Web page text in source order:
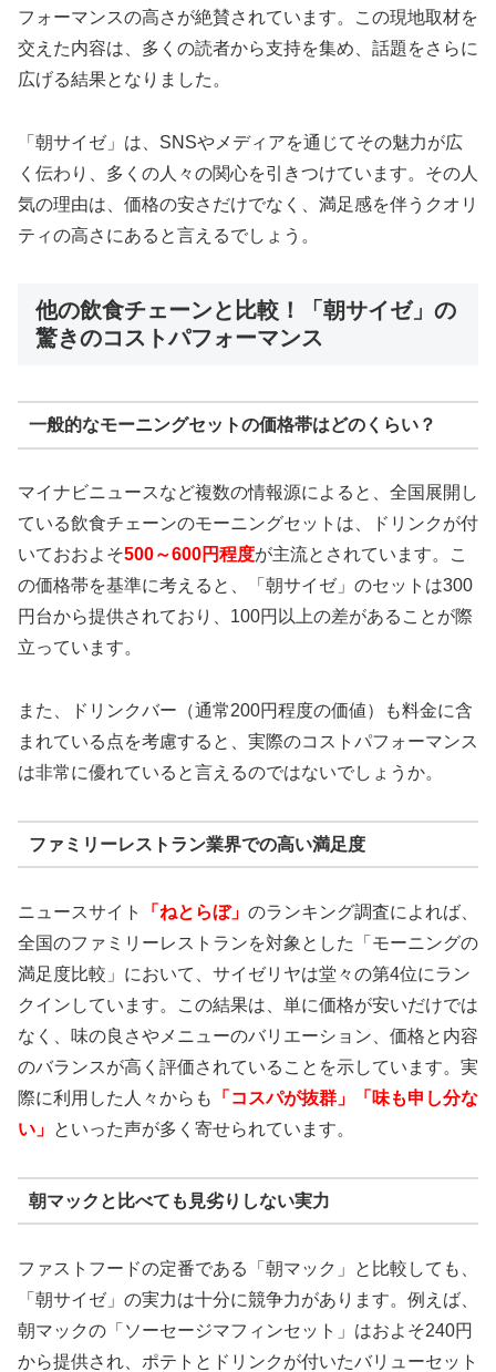
フォーマンスの高さが絶賛されています。この現地取材を
交えた内容は、多くの読者から支持を集め、話題をさらに
広げる結果となりました。
「朝サイゼ」は、SNSやメディアを通じてその魅力が広
く伝わり、多くの人々の関心を引きつけています。その人
気の理由は、価格の安さだけでなく、満足感を伴うクオリ
ティの高さにあると言えるでしょう。
他の飲食チェーンと比較！「朝サイゼ」の
驚きのコストパフォーマンス
一般的なモーニングセットの価格帯はどのくらい？
マイナビニュースなど複数の情報源によると、全国展開し
ている飲食チェーンのモーニングセットは、ドリンクが付
いておおよそ500～600円程度が主流とされています。こ
の価格帯を基準に考えると、「朝サイゼ」のセットは300
円台から提供されており、100円以上の差があることが際
立っています。
また、ドリンクバー（通常200円程度の価値）も料金に含
まれている点を考慮すると、実際のコストパフォーマンス
は非常に優れていると言えるのではないでしょうか。
ファミリーレストラン業界での高い満足度
ニュースサイト 「ねとらぼ」 のランキング調査によれば、
全国のファミリーレストランを対象とした「モーニングの
満足度比較」において、サイゼリヤは堂々の第4位にラン
クインしています。この結果は、単に価格が安いだけでは
なく、味の良さやメニューのバリエーション、価格と内容
のバランスが高く評価されていることを示しています。実
際に利用した人々からも
「コスパが抜群」「味も申し分な
い」 といった声が多く寄せられています。
朝マックと比べても見劣りしない実力
ファストフードの定番である「朝マック」と比較しても、
「朝サイゼ」の実力は十分に競争力があります。例えば、
朝マックの「ソーセージマフィンセット」はおよそ240円
から提供され、ポテトとドリンクが付いたバリューセット